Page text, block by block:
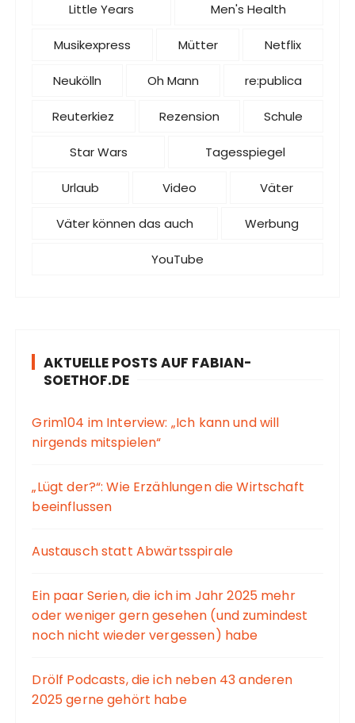
Little Years Men's Health
Musikexpress Mütter Netflix
Neukölln Oh Mann re:publica
Reuterkiez Rezension Schule
Star Wars Tagesspiegel
Urlaub Video Väter
Väter können das auch Werbung
YouTube
AKTUELLE POSTS AUF FABIAN-
SOETHOF.DE
Grim104 im Interview: „Ich kann und will
nirgends mitspielen“
„Lügt der?“: Wie Erzählungen die Wirtschaft
beeinflussen
Austausch statt Abwärtsspirale
Ein paar Serien, die ich im Jahr 2025 mehr
oder weniger gern gesehen (und zumindest
noch nicht wieder vergessen) habe
Drölf Podcasts, die ich neben 43 anderen
2025 gerne gehört habe